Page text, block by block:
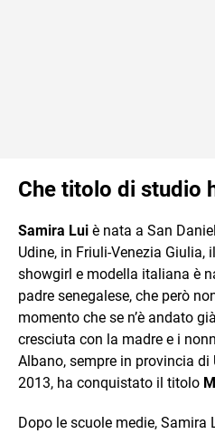
Che titolo di studio
Samira Lui è nata a San
Udine, in Friuli-Venezia Giulia,
showgirl e modella italiana è
padre senegalese, che però
momento che se n’è andato
cresciuta con la madre e i
Albano, sempre in provincia di
2013, ha conquistato il titolo
Dopo le scuole medie, Samira